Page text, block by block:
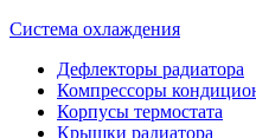
Система охлаждения
Дефлекторы радиатора
Компрессоры
Корпусы термостата
Крышки радиатора